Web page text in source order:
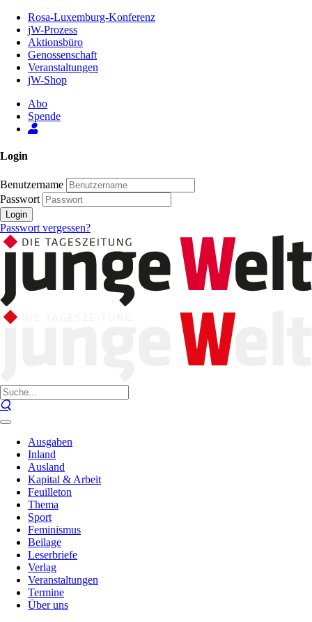
Inhalt
Seite
Rosa-Luxemburg-Konferenz
jW-Prozess
Aktionsbüro
Genossenschaft
Veranstaltungen
jW-Shop
Abo
Spende
Login
Benutzername
Passwort
Login
Passwort vergessen?
Ausgaben
Inland
Ausland
Kapital & Arbeit
Feuilleton
Thema
Sport
Feminismus
Beilage
Leserbriefe
Verlag
Veranstaltungen
Termine
Über uns